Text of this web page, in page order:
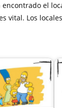
encontrado el
vital. Los